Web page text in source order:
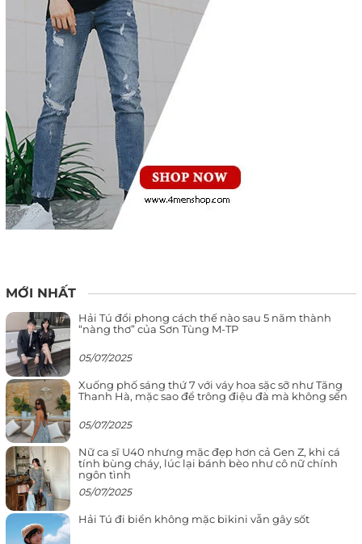
MỚI NHẤT
Hải Tú đổi phong cách thế nào sau 5 năm thành
“nàng thơ” của Sơn Tùng M-TP
05/07/2025
Xuống phố sáng thứ 7 với váy hoa sặc sỡ như Tăng
Thanh Hà, mặc sao để trông điệu đà mà không sến
05/07/2025
Nữ ca sĩ U40 nhưng mặc đẹp hơn cả Gen Z, khi cá
tính bùng cháy, lúc lại bánh bèo như cô nữ chính
ngôn tình
05/07/2025
Hải Tú đi biển không mặc bikini vẫn gây sốt